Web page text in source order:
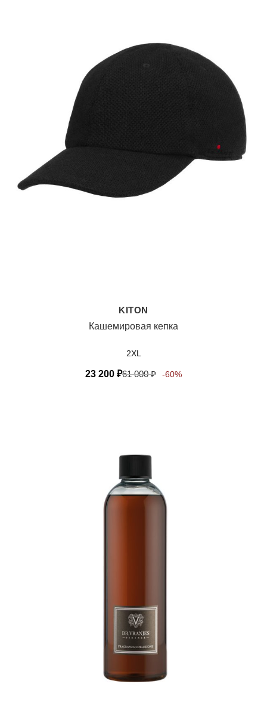
KITON
Кашемировая кепка
2XL
23 200 ₽61 000₽ -60%